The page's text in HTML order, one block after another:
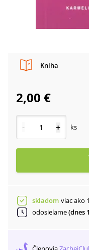
Kniha
2,00 €
- + ks
skladom viac ako
odosielame(dnes